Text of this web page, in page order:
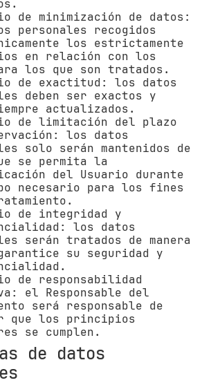
de minimización de datos:
personales recogidos
los estrictamente
en relación con los
los que son tratados.
de exactitud: los datos
deben ser exactos y
actualizados.
de limitación del plazo
los datos
solo serán mantenidos de
se permita la
del Usuario durante
necesario para los fines
de integridad y
los datos
serán tratados de manera
su seguridad y
de responsabilidad
el Responsable del
será responsable de
que los principios
se cumplen.
de datos